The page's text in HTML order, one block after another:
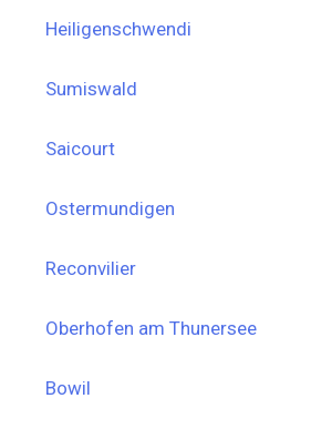
Heiligenschwendi
Sumiswald
Saicourt
Ostermundigen
Reconvilier
Oberhofen am Thunersee
Bowil